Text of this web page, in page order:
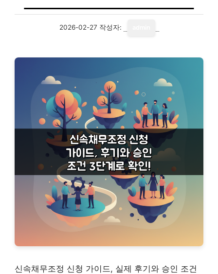
2026-02-27 작성자:
신속채무조정 신청 가이드, 실제 후기와 승인 조건